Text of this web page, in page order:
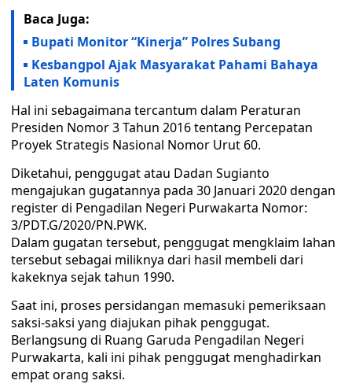
Baca Juga:
Bupati Monitor “Kinerja” Polres Subang
Kesbangpol Ajak Masyarakat Pahami Bahaya
Laten Komunis
Hal ini sebagaimana tercantum dalam Peraturan
Presiden Nomor 3 Tahun 2016 tentang Percepatan
Proyek Strategis Nasional Nomor Urut 60.
Diketahui, penggugat atau Dadan Sugianto
mengajukan gugatannya pada 30 Januari 2020 dengan
register di Pengadilan Negeri Purwakarta Nomor:
3/PDT.G/2020/PN.PWK.
Dalam gugatan tersebut, penggugat mengklaim lahan
tersebut sebagai miliknya dari hasil membeli dari
kakeknya sejak tahun 1990.
Saat ini, proses persidangan memasuki pemeriksaan
saksi-saksi yang diajukan pihak penggugat.
Berlangsung di Ruang Garuda Pengadilan Negeri
Purwakarta, kali ini pihak penggugat menghadirkan
empat orang saksi.